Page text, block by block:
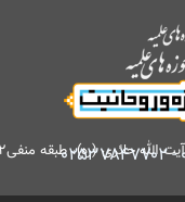
حائری (ره)، طبقه منفی۲